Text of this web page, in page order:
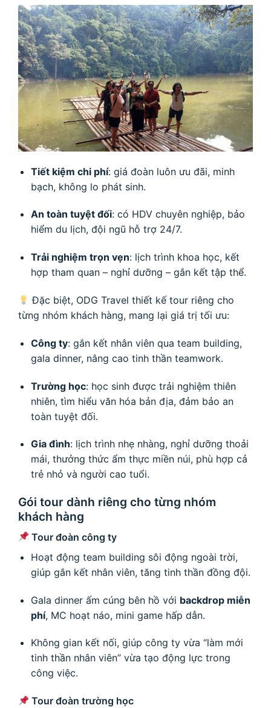
Tiết kiệm chi phí: giá đoàn luôn ưu đãi, minh
bạch, không lo phát sinh.
An toàn tuyệt đối: có HDV chuyên nghiệp, bảo
hiểm du lịch, đội ngũ hỗ trợ 24/7.
Trải nghiệm trọn vẹn: lịch trình khoa học, kết
hợp tham quan – nghỉ dưỡng – gắn kết tập thể.
Đặc biệt, ODG Travel thiết kế tour riêng cho
từng nhóm khách hàng, mang lại giá trị tối ưu:
Công ty: gắn kết nhân viên qua team building,
gala dinner, nâng cao tinh thần teamwork.
Trường học: học sinh được trải nghiệm thiên
nhiên, tìm hiểu văn hóa bản địa, đảm bảo an
toàn tuyệt đối.
Gia đình: lịch trình nhẹ nhàng, nghỉ dưỡng thoải
mái, thưởng thức ẩm thực miền núi, phù hợp cả
trẻ nhỏ và người cao tuổi.
Gói tour dành riêng cho từng nhóm
khách hàng
Tour đoàn công ty
Hoạt động team building sôi động ngoài trời,
giúp gắn kết nhân viên, tăng tinh thần đồng đội.
Gala dinner ấm cúng bên hồ với backdrop miễn
phí, MC hoạt náo, mini game hấp dẫn.
Không gian kết nối, giúp công ty vừa “làm mới
tinh thần nhân viên” vừa tạo động lực trong
công việc.
Tour đoàn trường học